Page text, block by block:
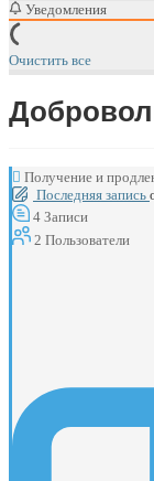
Уведомления
Очистить все
Получение и
Последняя запись
4 Записи
2 Пользователи